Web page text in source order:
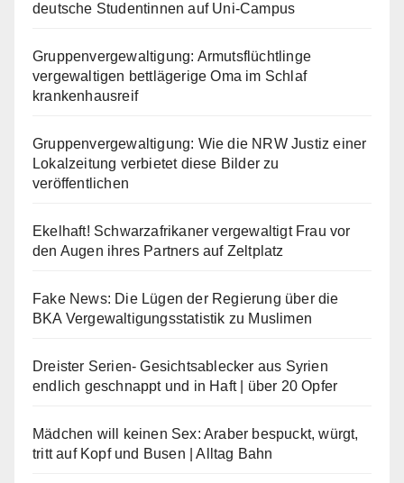
deutsche Studentinnen auf Uni-Campus
Gruppenvergewaltigung: Armutsflüchtlinge
vergewaltigen bettlägerige Oma im Schlaf
krankenhausreif
Gruppenvergewaltigung: Wie die NRW Justiz einer
Lokalzeitung verbietet diese Bilder zu
veröffentlichen
Ekelhaft! Schwarzafrikaner vergewaltigt Frau vor
den Augen ihres Partners auf Zeltplatz
Fake News: Die Lügen der Regierung über die
BKA Vergewaltigungsstatistik zu Muslimen
Dreister Serien- Gesichtsablecker aus Syrien
endlich geschnappt und in Haft | über 20 Opfer
Mädchen will keinen Sex: Araber bespuckt, würgt,
tritt auf Kopf und Busen | Alltag Bahn